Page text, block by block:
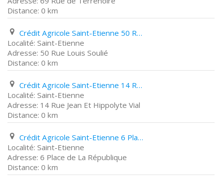
0 km
Crédit Agricole Saint-Etienne 50 Rue Louis Soulié
Saint-Etienne
50 Rue Louis Soulié
0 km
Crédit Agricole Saint-Etienne 14 Rue Jean Et Hippolyte Vial
Saint-Etienne
14 Rue Jean Et Hippolyte Vial
0 km
Crédit Agricole Saint-Etienne 6 Place de La République
Saint-Etienne
6 Place de La République
0 km